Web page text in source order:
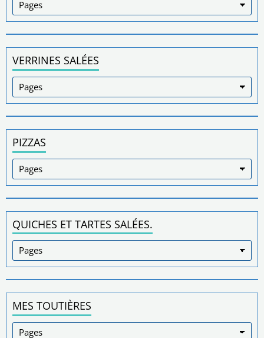
VERRINES SALÉES
PIZZAS
QUICHES ET TARTES SALÉES.
MES TOUTIÈRES